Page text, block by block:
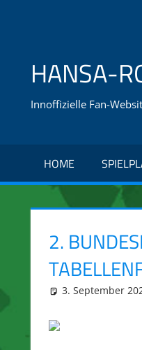
HANSA-
Innoffizielle Fan-
HOME
2.
3. September